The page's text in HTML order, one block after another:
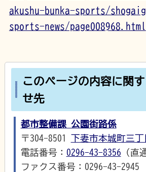
akushu-bunka-sports/
sports-news/page008968.html
このページの内容に関
せ先
都市整備課 公園街路係
〒304-8501 下妻市本城町三丁
電話番号： 0296-43-8356 （直
ファクス番号：0296-43-2945